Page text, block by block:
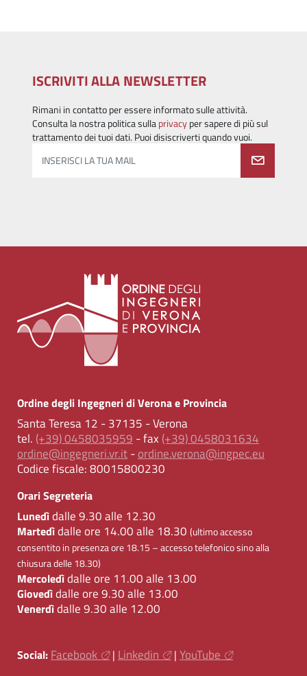
ISCRIVITI ALLA NEWSLETTER
Rimani in contatto per essere informato sulle attività.
Consulta la nostra politica sullaprivacyper sapere di più sul
trattamento dei tuoi dati. Puoi disiscriverti quando vuoi.
INSERISCI LA TUA MAIL
Ordine degli Ingegneri di Verona e Provincia
Santa Teresa 12 - 37135 - Verona
tel. (+39) 0458035959 - fax (+39) 0458031634
ordine@ingegneri.vr.it-ordine.verona@ingpec.eu
Codice fiscale:80015800230
Orari Segreteria
Lunedìdalle 9.30 alle 12.30
Martedìdalle ore 14.00 alle 18.30 (ultimo accesso
consentito in presenza ore 18.15 – accesso telefonico sino alla
chiusura delle 18.30)
Mercoledìdalle ore 11.00 alle 13.00
Giovedìdalle ore 9.30 alle 13.00
Venerdìdalle 9.30 alle 12.00
Social: Facebook | Linkedin | YouTube